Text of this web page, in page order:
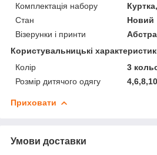
Комплектація набору
Стан
Новий
Візерунки і принти
Користувальницькі
Колір
3
Розмір дитячого одягу
Приховати
Умови доставки